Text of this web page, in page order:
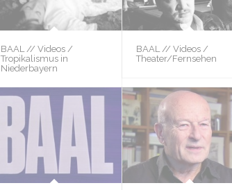
BAAL // Videos /
Tropikalismus in
Niederbayern
BAAL // Videos /
Theater/Fernsehen